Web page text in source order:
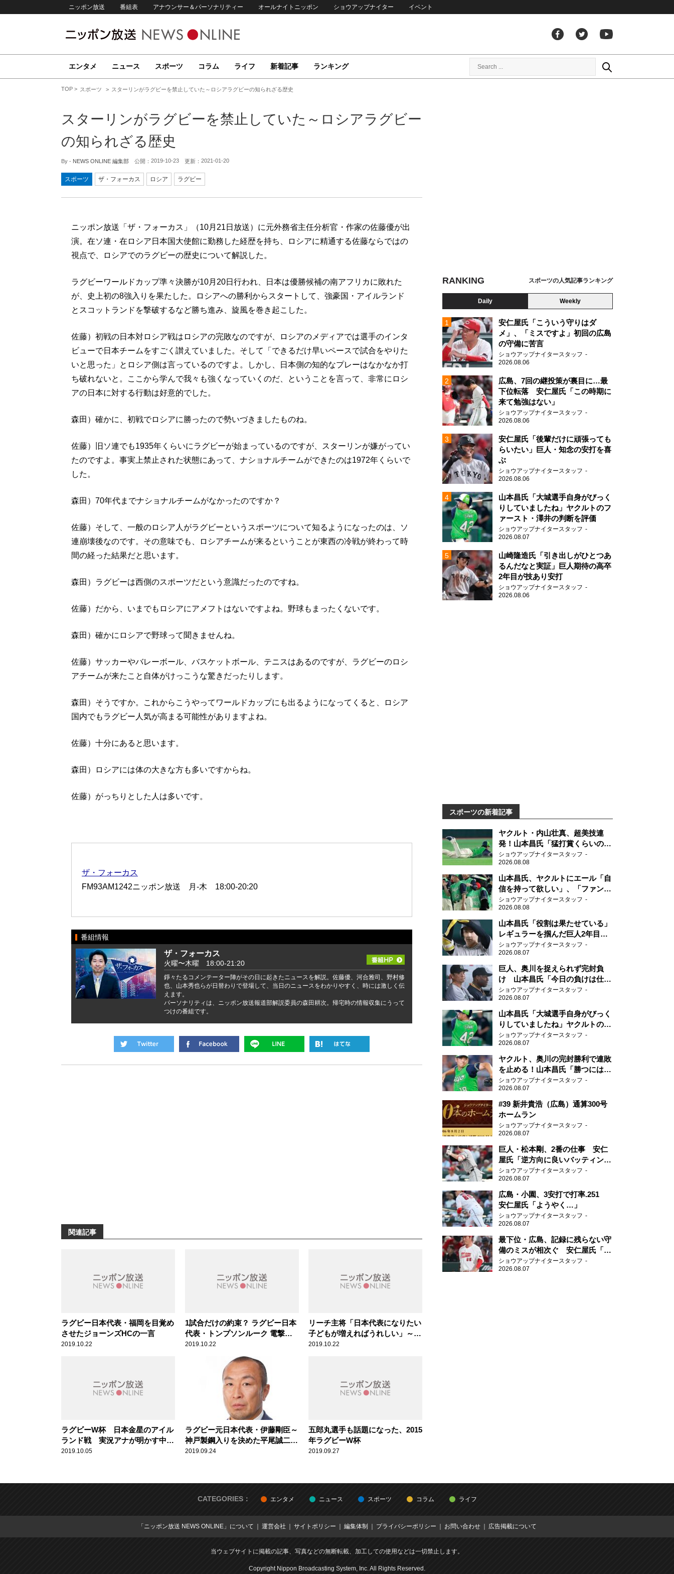
ニッポン放送 番組表 アナウンサー＆パーソナリティー オールナイトニッポン ショウアップナイター イベント
エンタメ ニュース スポーツ コラム ライフ 新着記事 ランキング
TOP スポーツ スターリンがラグビーを禁止していた～ロシアラグビーの知られざる歴史
スターリンがラグビーを禁止していた～ロシアラグビー
の知られざる歴史
By - NEWS ONLINE 編集部 公開： 2019-10-23 更新： 2021-01-20
スポーツ ザ・フォーカス ロシア ラグビー
ニッポン放送「ザ・フォーカス」（10月21日放送）に元外務省主任分析官・作家の佐藤優が出
演。在ソ連・在ロシア日本国大使館に勤務した経歴を持ち、ロシアに精通する佐藤ならではの
視点で、ロシアでのラグビーの歴史について解説した。
ラグビーワールドカップ準々決勝が10月20日行われ、日本は優勝候補の南アフリカに敗れた
が、史上初の8強入りを果たした。ロシアへの勝利からスタートして、強豪国・アイルランド
とスコットランドを撃破するなど勝ち進み、旋風を巻き起こした。
佐藤）初戦の日本対ロシア戦はロシアの完敗なのですが、ロシアのメディアでは選手のインタ
ビューで日本チームをすごく讃えていました。そして「できるだけ早いペースで試合をやりた
いと思った」とロシア側は言っているのですよ。しかし、日本側の知的なプレーはなかなか打
ち破れないと。ここから学んで我々も強くなっていくのだ、ということを言って、非常にロシ
アの日本に対する行動は好意的でした。
森田）確かに、初戦でロシアに勝ったので勢いづきましたものね。
佐藤）旧ソ連でも1935年くらいにラグビーが始まっているのですが、スターリンが嫌がってい
たのですよ。事実上禁止された状態にあって、ナショナルチームができたのは1972年くらいで
した。
森田）70年代までナショナルチームがなかったのですか？
佐藤）そして、一般のロシア人がラグビーというスポーツについて知るようになったのは、ソ
連崩壊後なのです。その意味でも、ロシアチームが来るということが東西の冷戦が終わって時
間の経った結果だと思います。
森田）ラグビーは西側のスポーツだという意識だったのですね。
佐藤）だから、いまでもロシアにアメフトはないですよね。野球もまったくないです。
森田）確かにロシアで野球って聞きませんね。
佐藤）サッカーやバレーボール、バスケットボール、テニスはあるのですが、ラグビーのロシ
アチームが来たこと自体がけっこうな驚きだったりします。
森田）そうですか。これからこうやってワールドカップにも出るようになってくると、ロシア
国内でもラグビー人気が高まる可能性がありますよね。
佐藤）十分にあると思います。
森田）ロシアには体の大きな方も多いですからね。
佐藤）がっちりとした人は多いです。
ザ・フォーカス
FM93AM1242ニッポン放送 月-木 18:00-20:20
番組情報
ザ・フォーカス
火曜〜木曜 18:00-21:20
錚々たるコメンテーター陣がその日に起きたニュースを解説。佐藤優、河合雅司、野村修
也、山本秀也らが日替わりで登場して、当日のニュースをわかりやすく、時には激しく伝
えます。
パーソナリティは、ニッポン放送報道部解説委員の森田耕次。帰宅時の情報収集にうって
つけの番組です。
関連記事
ラグビー日本代表・福岡を目覚め
させたジョーンズHCの一言
2019.10.22
1試合だけの約束？ ラグビー日本
代表・トンプソンルーク 電撃復
帰の逸話
2019.10.22
リーチ主将「日本代表になりたい
子どもが増えればうれしい」～日
本でのラグビー文化の浸透
2019.10.22
ラグビーW杯 日本金星のアイル
ランド戦 実況アナが明かす中継
裏話
2019.10.05
ラグビー元日本代表・伊藤剛臣～
神戸製鋼入りを決めた平尾誠二の
カッコイイ一言
2019.09.24
五郎丸選手も話題になった、2015
年ラグビーW杯
2019.09.27
RANKING スポーツの人気記事ランキング
Daily Weekly
安仁屋氏「こういう守りはダ
メ」、「ミスですよ」初回の広島
の守備に苦言
ショウアップナイタースタッフ
2026.08.06
広島、7回の継投策が裏目に…最
下位転落 安仁屋氏「この時期に
来て勉強はない」
ショウアップナイタースタッフ
2026.08.06
安仁屋氏「後輩だけに頑張っても
らいたい」巨人・知念の安打を喜
ぶ
ショウアップナイタースタッフ
2026.08.06
山本昌氏「大城選手自身がびっく
りしていましたね」ヤクルトのフ
ァースト・澤井の判断を評価
ショウアップナイタースタッフ
2026.08.07
山崎隆造氏「引き出しがひとつあ
るんだなと実証」巨人期待の高卒
2年目が技あり安打
ショウアップナイタースタッフ
2026.08.06
スポーツの新着記事
ヤクルト・内山壮真、超美技連
発！山本昌氏「猛打賞くらいの価
値」
ショウアップナイタースタッフ
2026.08.08
山本昌氏、ヤクルトにエール「自
信を持って欲しい」、「ファンの
方も毎日応援してくれています」
ショウアップナイタースタッフ
2026.08.08
山本昌氏「役割は果たせている」
レギュラーを掴んだ巨人2年目の
新人王候補
ショウアップナイタースタッフ
2026.08.07
巨人、奥川を捉えられず完封負
け 山本昌氏「今日の負けは仕方
がない」
ショウアップナイタースタッフ
2026.08.07
山本昌氏「大城選手自身がびっく
りしていましたね」ヤクルトのフ
ァースト・澤井の判断を評価
ショウアップナイタースタッフ
2026.08.07
ヤクルト、奥川の完封勝利で連敗
を止める！山本昌氏「勝つにはこ
ういう形しかない」
ショウアップナイタースタッフ
2026.08.07
#39 新井貴浩（広島）通算300号
ホームラン
ショウアップナイタースタッフ
2026.08.07
巨人・松本剛、2番の仕事 安仁
屋氏「逆方向に良いバッティン
グ」
ショウアップナイタースタッフ
2026.08.07
広島・小園、3安打で打率.251
安仁屋氏「ようやく…」
ショウアップナイタースタッフ
2026.08.07
最下位・広島、記録に残らない守
備のミスが相次ぐ 安仁屋氏「最
近守りのミスが多い」
ショウアップナイタースタッフ
2026.08.07
CATEGORIES： エンタメ ニュース スポーツ コラム ライフ
「ニッポン放送 NEWS ONLINE」について 運営会社 サイトポリシー 編集体制 プライバシーポリシー お問い合わせ 広告掲載について
当ウェブサイトに掲載の記事、写真などの無断転載、加工しての使用などは一切禁止します。
Copyright Nippon Broadcasting System, Inc. All Rights Reserved.